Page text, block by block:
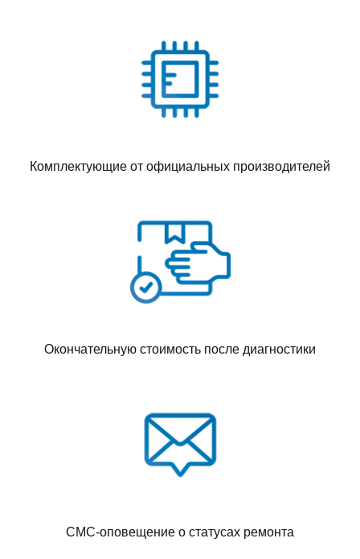
Комплектующие от официальных производителей
Окончательную стоимость после диагностики
СМС-оповещение о статусах ремонта